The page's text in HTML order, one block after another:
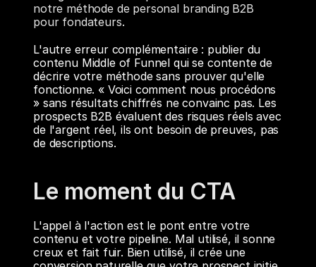
notre méthode de personal branding B2B
pour fondateurs.
L'autre erreur complémentaire : publier du
contenu Middle of Funnel qui se contente de
décrire votre méthode sans prouver qu'elle
fonctionne. « Voici comment nous procédons
» sans résultats chiffrés ne convainc pas. Les
prospects B2B évaluent des risques réels avec
de l'argent réel, ils ont besoin de preuves, pas
de descriptions.
Le moment du CTA
L'appel à l'action est le pont entre votre
contenu et votre pipeline. Mal utilisé, il sonne
creux et fait fuir. Bien utilisé, il crée une